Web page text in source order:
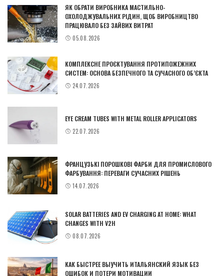
ЯК ОБРАТИ ВИРОБНИКА МАСТИЛЬНО-
ОХОЛОДЖУВАЛЬНИХ РІДИН, ЩОБ ВИРОБНИЦТВО
ПРАЦЮВАЛО БЕЗ ЗАЙВИХ ВИТРАТ
05.08.2026
КОМПЛЕКСНЕ ПРОЄКТУВАННЯ ПРОТИПОЖЕЖНИХ
СИСТЕМ: ОСНОВА БЕЗПЕЧНОГО ТА СУЧАСНОГО ОБ’ЄКТА
24.07.2026
EYE CREAM TUBES WITH METAL ROLLER APPLICATORS
22.07.2026
ФРАНЦУЗЬКІ ПОРОШКОВІ ФАРБИ ДЛЯ ПРОМИСЛОВОГО
ФАРБУВАННЯ: ПЕРЕВАГИ СУЧАСНИХ РІШЕНЬ
14.07.2026
SOLAR BATTERIES AND EV CHARGING AT HOME: WHAT
CHANGES WITH V2H
08.07.2026
КАК БЫСТРЕЕ ВЫУЧИТЬ ИТАЛЬЯНСКИЙ ЯЗЫК БЕЗ
ОШИБОК И ПОТЕРИ МОТИВАЦИИ